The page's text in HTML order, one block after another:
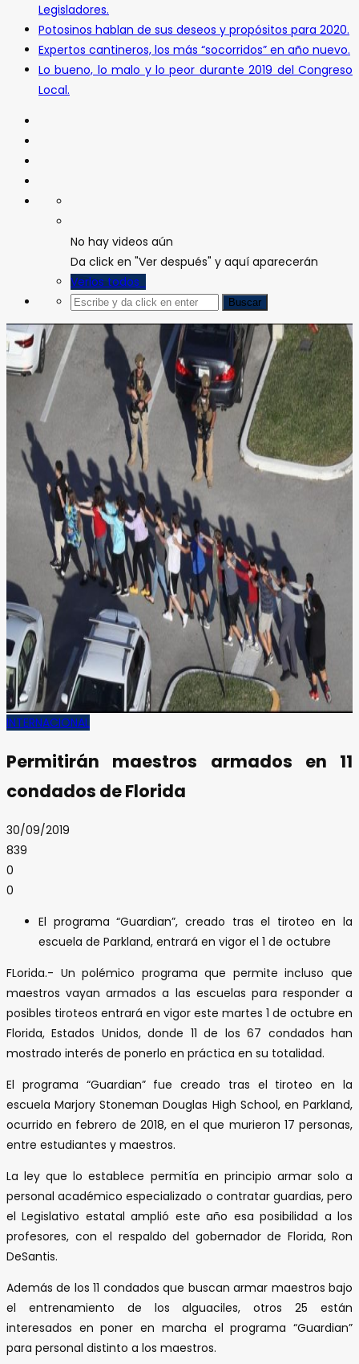
Legisladores.
Potosinos hablan de sus deseos y propósitos para 2020.
Expertos cantineros, los más “socorridos” en año nuevo.
Lo bueno, lo malo y lo peor durante 2019 del Congreso
Local.
No hay videos aún
Da click en "Ver después" y aquí aparecerán
Verlos todos
INTERNACIONAL
Permitirán maestros armados en 11
condados de Florida
30/09/2019
839
0
0
El programa “Guardian”, creado tras el tiroteo en la
escuela de Parkland, entrará en vigor el 1 de octubre
FLorida.- Un polémico programa que permite incluso que
maestros vayan armados a las escuelas para responder a
posibles tiroteos entrará en vigor este martes 1 de octubre en
Florida, Estados Unidos, donde 11 de los 67 condados han
mostrado interés de ponerlo en práctica en su totalidad.
El programa “Guardian” fue creado tras el tiroteo en la
escuela Marjory Stoneman Douglas High School, en Parkland,
ocurrido en febrero de 2018, en el que murieron 17 personas,
entre estudiantes y maestros.
La ley que lo establece permitía en principio armar solo a
personal académico especializado o contratar guardias, pero
el Legislativo estatal amplió este año esa posibilidad a los
profesores, con el respaldo del gobernador de Florida, Ron
DeSantis.
Además de los 11 condados que buscan armar maestros bajo
el entrenamiento de los alguaciles, otros 25 están
interesados en poner en marcha el programa “Guardian”
para personal distinto a los maestros.